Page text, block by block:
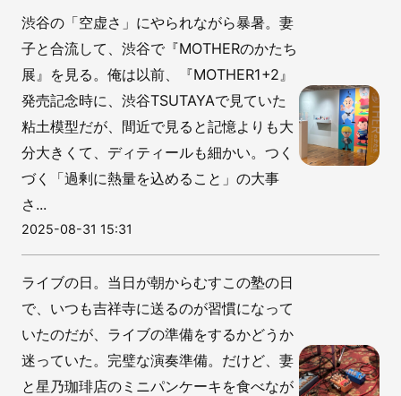
渋谷の「空虚さ」にやられながら暴暑。妻
子と合流して、渋谷で『MOTHERのかたち
展』を見る。俺は以前、『MOTHER1+2』
発売記念時に、渋谷TSUTAYAで見ていた
粘土模型だが、間近で見ると記憶よりも大
分大きくて、ディティールも細かい。つく
づく「過剰に熱量を込めること」の大事
さ...
2025-08-31 15:31
ライブの日。当日が朝からむすこの塾の日
で、いつも吉祥寺に送るのが習慣になって
いたのだが、ライブの準備をするかどうか
迷っていた。完璧な演奏準備。だけど、妻
と星乃珈琲店のミニパンケーキを食べなが